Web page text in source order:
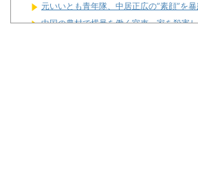
元いいとも青年隊、中居正広の”素顔”を
中国の農村で横暴を働く官吏一家を殺害